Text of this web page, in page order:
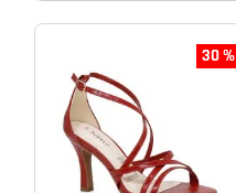
30 %